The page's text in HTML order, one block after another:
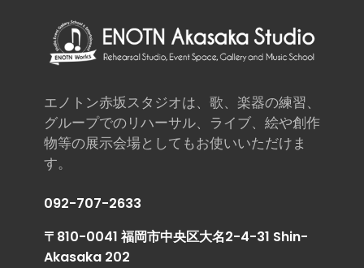
エノトン赤坂スタジオは、歌、楽器の練習、
グループでのリハーサル、ライブ、絵や創作
物等の展示会場としてもお使いいただけま
す。
092-707-2633
〒810-0041 福岡市中央区大名2-4-31 Shin-
Akasaka 202